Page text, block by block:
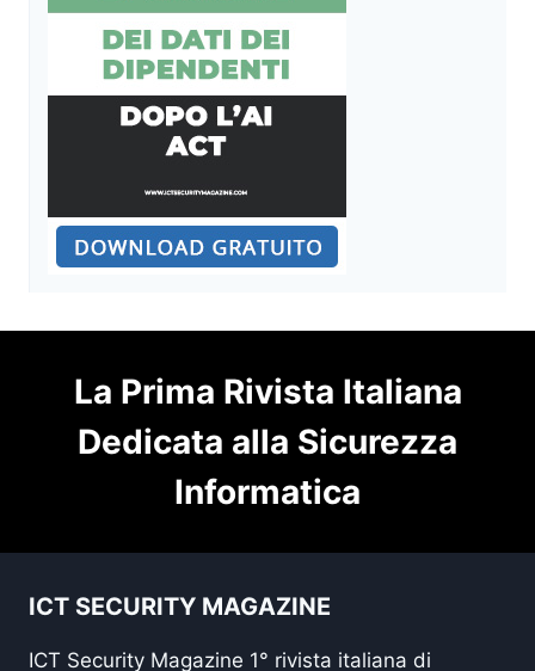
La Prima Rivista Italiana
Dedicata alla Sicurezza
Informatica
ICT SECURITY MAGAZINE
ICT Security Magazine 1° rivista italiana di